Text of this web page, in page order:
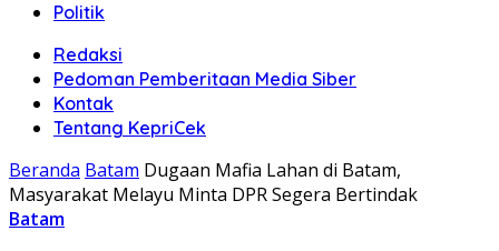
Politik
Redaksi
Pedoman Pemberitaan Media Siber
Kontak
Tentang KepriCek
Beranda Batam Dugaan Mafia Lahan di Batam,
Masyarakat Melayu Minta DPR Segera Bertindak
Batam